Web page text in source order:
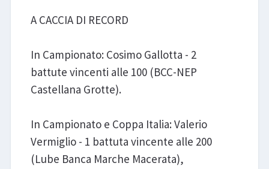
A CACCIA DI RECORD
In Campionato: Cosimo Gallotta - 2
battute vincenti alle 100 (BCC-NEP
Castellana Grotte).
In Campionato e Coppa Italia: Valerio
Vermiglio - 1 battuta vincente alle 200
(Lube Banca Marche Macerata),